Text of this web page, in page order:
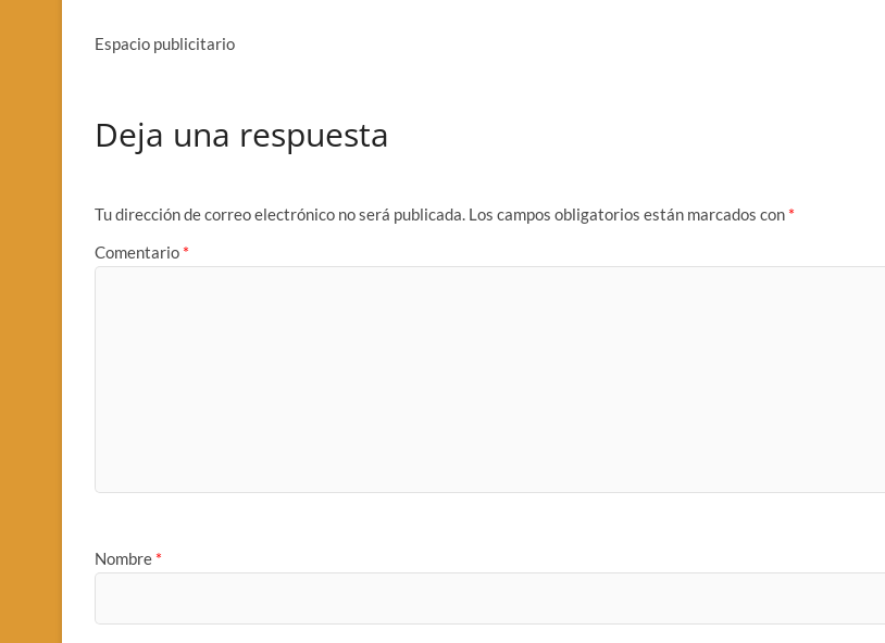
Espacio publicitario
Deja una respuesta
Tu dirección de correo electrónico no será publicada. Los campos obligatorios están marcados con *
Comentario *
Nombre *